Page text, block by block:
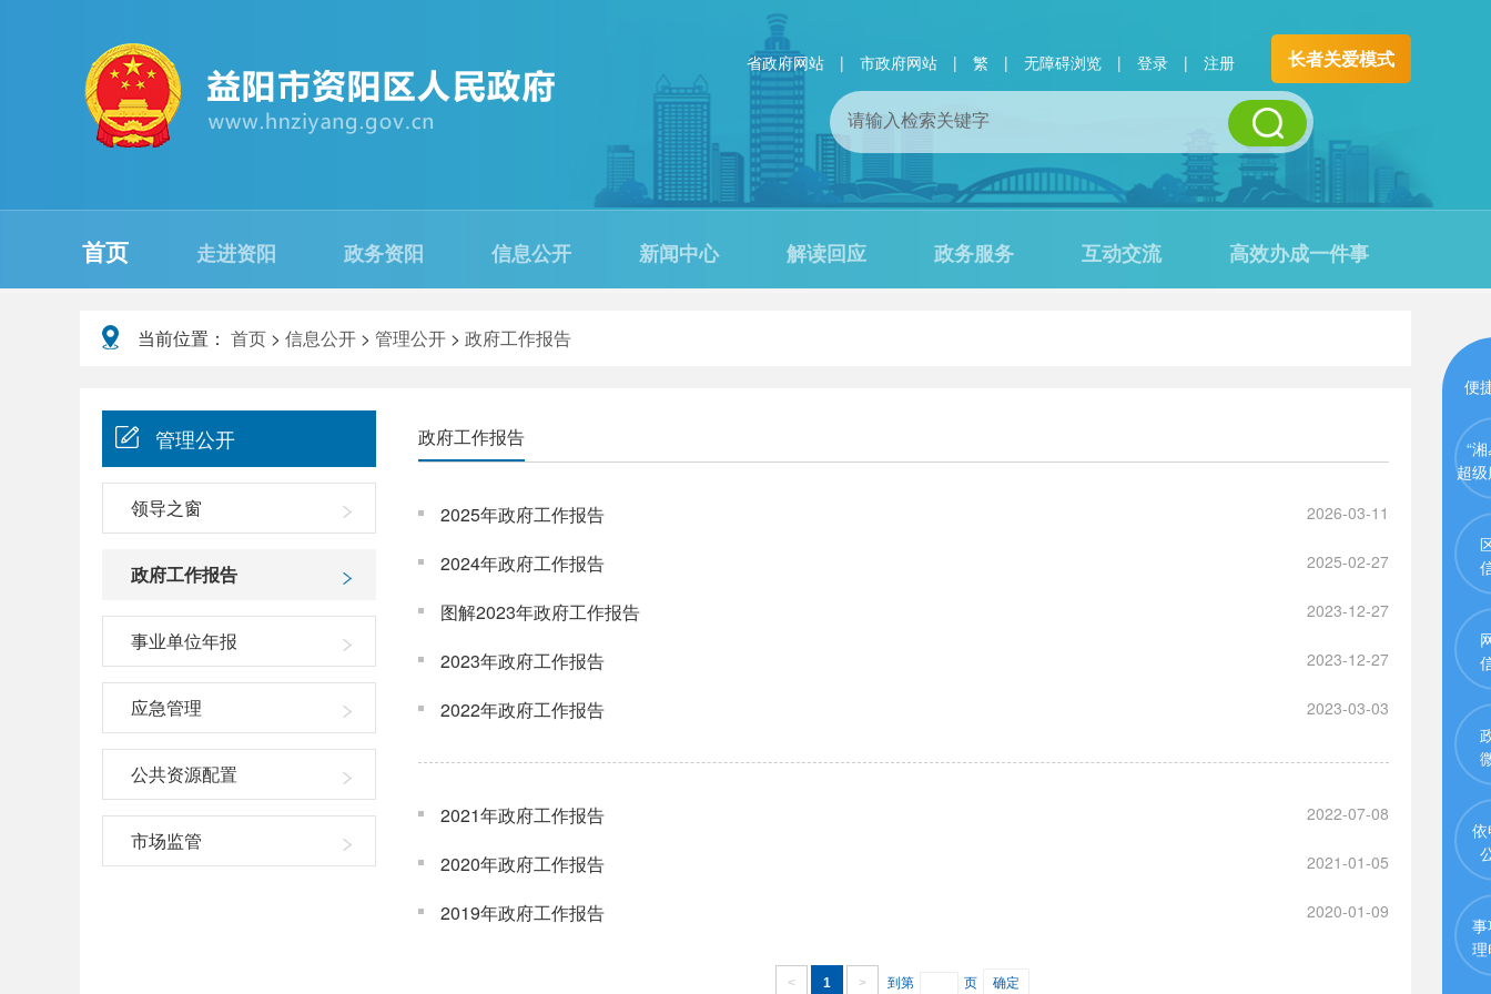
省政府网站 | 市政府网站 | 繁 | 无障碍浏览 | 登录 | 注册 长者关爱模式
首页 走进资阳 政务资阳 信息公开 新闻中心 解读回应 政务服务 互动交流 高效办成一件事
当前位置： 首页 > 信息公开 > 管理公开 > 政府工作报告
管理公开
领导之窗
政府工作报告
事业单位年报
应急管理
公共资源配置
市场监管
政府工作报告
2026-03-11
2025年政府工作报告
2025-02-27
2024年政府工作报告
2023-12-27
图解2023年政府工作报告
2023-12-27
2023年政府工作报告
2023-03-03
2022年政府工作报告
2022-07-08
2021年政府工作报告
2021-01-05
2020年政府工作报告
2020-01-09
2019年政府工作报告
< 1 > 到第 页 确定
便
“
超